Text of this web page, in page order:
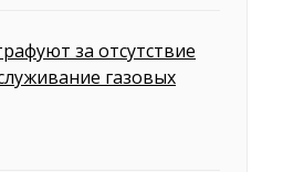
за отсутствие
газовых